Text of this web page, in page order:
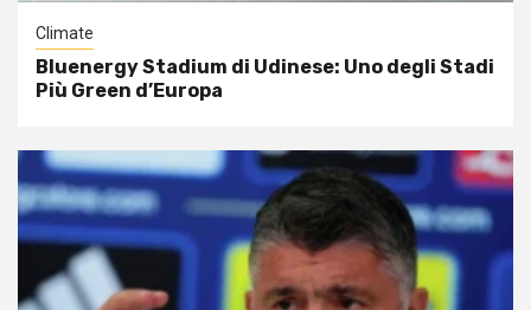
Climate
Bluenergy Stadium di Udinese: Uno degli Stadi
Più Green d’Europa